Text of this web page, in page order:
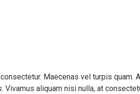
Maecenas vel turpis quam.
aliquam nisi nulla, at